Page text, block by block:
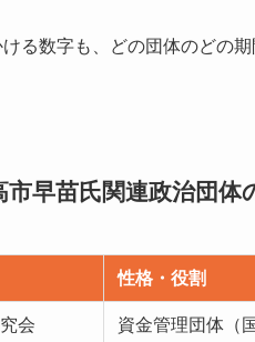
る数字も、どの団体のどの
市早苗氏関連政治団体
性格・役割
会 資金管理団体（